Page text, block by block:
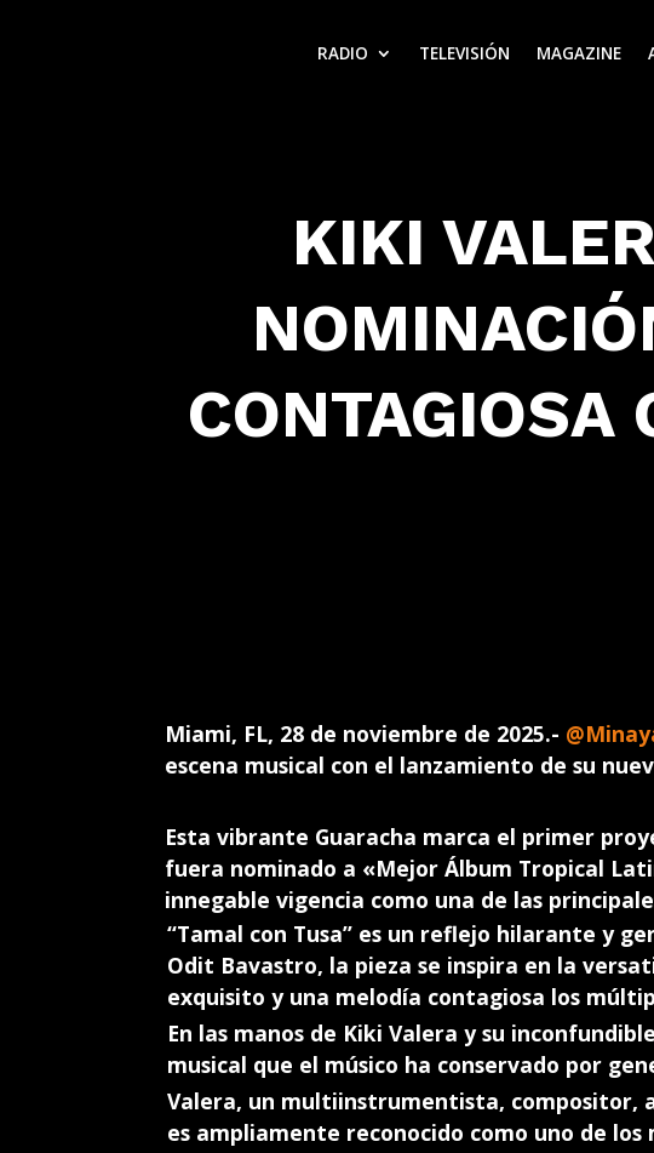
RADIO TELEVISIÓN MAGAZINE
KIKI
CONTAGIOSA
Miami, FL, 28 de noviembre de 2025.-
escena musical con el lanzamiento de su
Esta vibrante Guaracha marca el primer
fuera nominado a «Mejor Álbum Tropical
innegable vigencia como una de las
“Tamal con Tusa” es un reflejo hilarante y
Odit Bavastro, la pieza se inspira en la
exquisito y una melodía contagiosa los
En las manos de Kiki Valera y su
musical que el músico ha conservado por
Valera, un multiinstrumentista, compositor,
es ampliamente reconocido como uno de